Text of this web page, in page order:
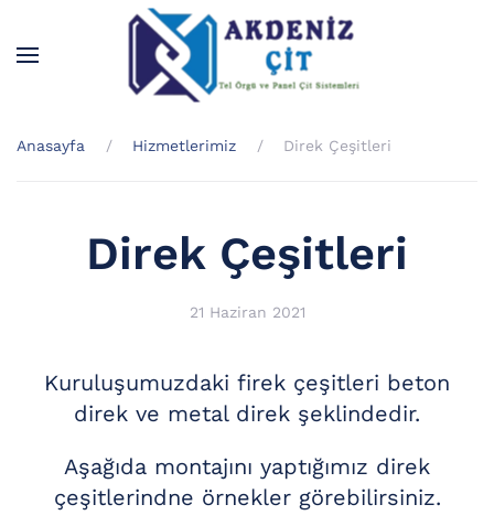
Skip to main content
Anasayfa Hizmetlerimiz Direk Çeşitleri
Direk Çeşitleri
21 Haziran 2021
Kuruluşumuzdaki firek çeşitleri beton
direk ve metal direk şeklindedir.
Aşağıda montajını yaptığımız direk
çeşitlerindne örnekler görebilirsiniz.